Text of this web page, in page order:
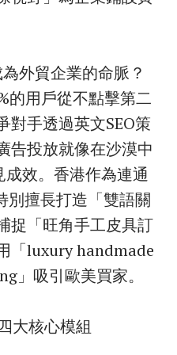
外貿企業的命脈？
的用戶從不點擊第二
對手透過英文SEO策
告投放就像在沙漠中
效。香港作為連通
別擅長打造「雙語關
捉「旺角手工皮具訂
「luxury handmade
」吸引歐美買家。
大核心模組